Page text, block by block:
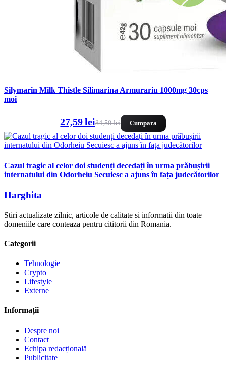
Silymarin Milk Thistle Silimarina Armurariu 1000mg 30cps
moi
27,59 lei34,50 lei Cumpara
Cazul tragic al celor doi studenți decedați în urma prăbușirii
internatului din Odorheiu Secuiesc a ajuns în fața judecătorilor
Harghita
Stiri actualizate zilnic, articole de calitate si informatii din toate
domeniile care conteaza pentru cititorii din Romania.
Categorii
Tehnologie
Crypto
Lifestyle
Externe
Informații
Despre noi
Contact
Echipa redacțională
Publicitate